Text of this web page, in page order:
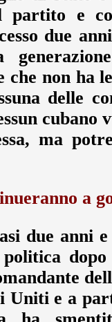
partito e
due
che non ha
delle
cubano
ma
a
due anni
Uniti e a